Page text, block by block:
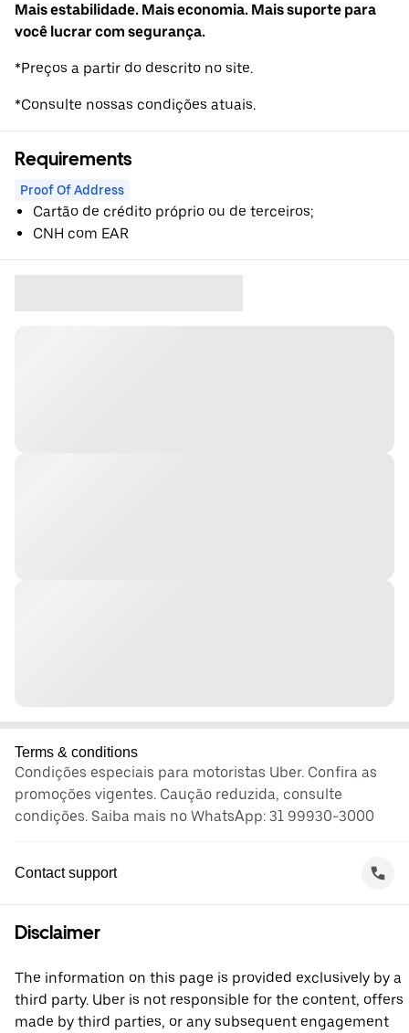
Mais estabilidade. Mais economia. Mais suporte para
você lucrar com segurança.
*Preços a partir do descrito no site.
*Consulte nossas condições atuais.
Requirements
Proof Of Address
Cartão de crédito próprio ou de terceiros;
CNH com EAR
Terms & conditions
Condições especiais para motoristas Uber. Confira as
promoções vigentes. Caução reduzida, consulte
condições. Saiba mais no WhatsApp: 31 99930-3000
Contact support
Disclaimer
The information on this page is provided exclusively by a
third party. Uber is not responsible for the content, offers
made by third parties, or any subsequent engagement